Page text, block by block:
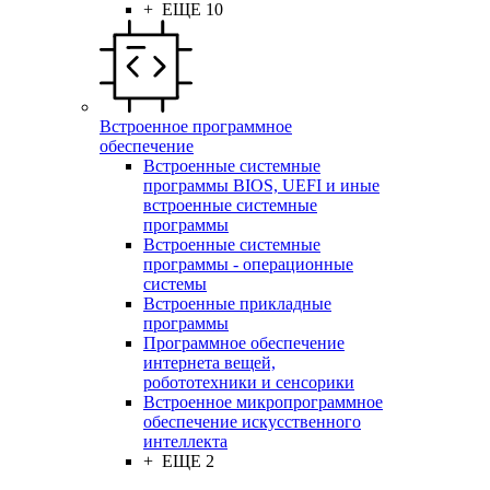
+ ЕЩЕ 10
Встроенное программное
обеспечение
Встроенные системные
программы BIOS, UEFI и иные
встроенные системные
программы
Встроенные системные
программы - операционные
системы
Встроенные прикладные
программы
Программное обеспечение
интернета вещей,
робототехники и сенсорики
Встроенное микропрограммное
обеспечение искусственного
интеллекта
+ ЕЩЕ 2